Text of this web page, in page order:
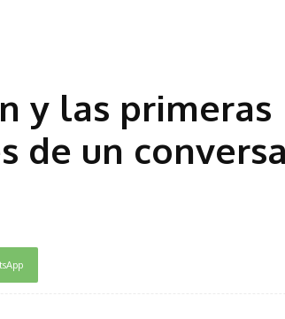
y las primeras
de un